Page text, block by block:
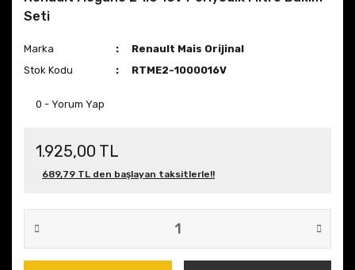
Seti
Marka
Renault Mais Orijinal
Stok Kodu
RTME2-1000016V
0 - Yorum Yap
1.925,00 TL
689,79 TL den başlayan taksitlerle!!